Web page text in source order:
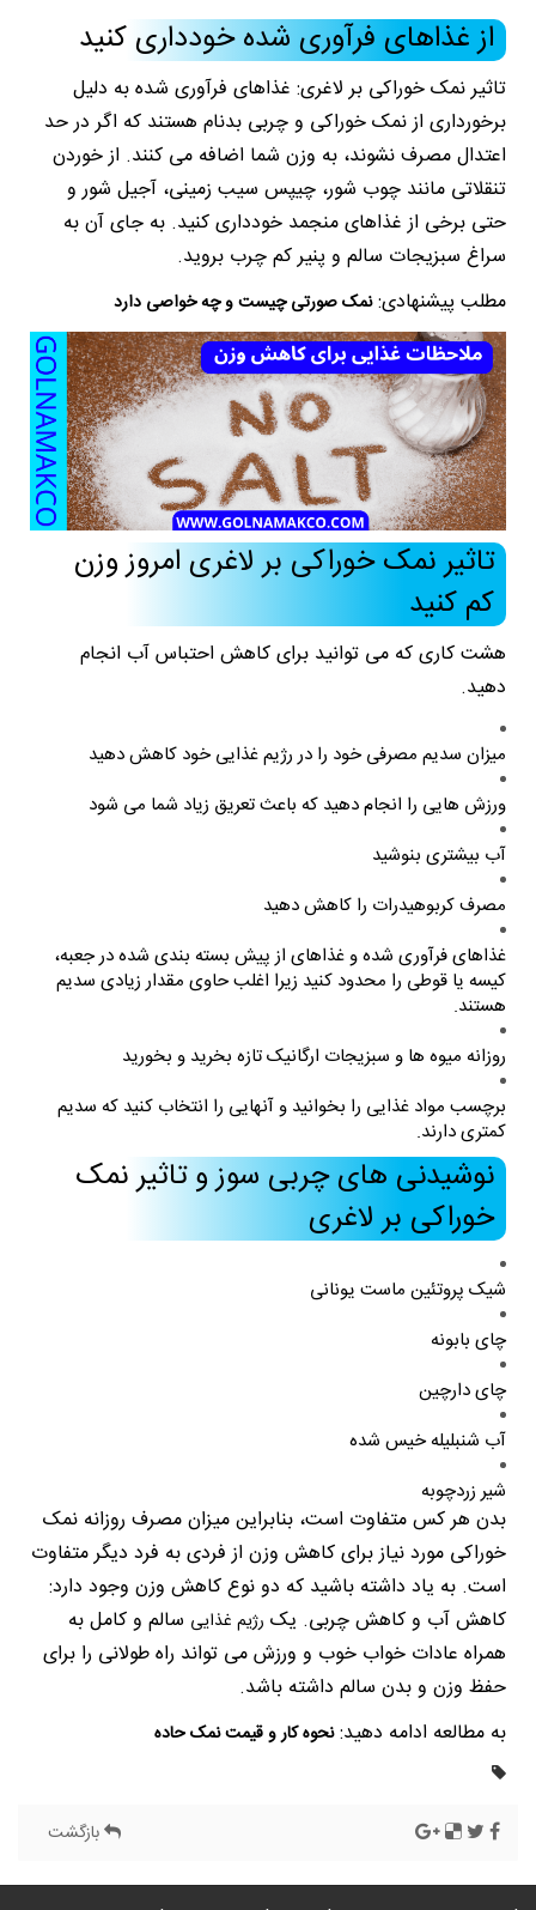
از غذاهای فرآوری شده خودداری کنید
تاثیر نمک خوراکی بر لاغری: غذاهای فرآوری شده به دلیل
برخورداری از نمک خوراکی و چربی بدنام هستند که اگر در حد
اعتدال مصرف نشوند، به وزن شما اضافه می کنند. از خوردن
تنقلاتی مانند چوب شور، چیپس سیب زمینی، آجیل شور و
حتی برخی از غذاهای منجمد خودداری کنید. به جای آن به
سراغ سبزیجات سالم و پنیر کم چرب بروید.
مطلب پیشنهادی:نمک صورتی چیست و چه خواصی دارد
تاثیر نمک خوراکی بر لاغری امروز وزن
کم کنید
هشت کاری که می توانید برای کاهش احتباس آب انجام
دهید.
میزان سدیم مصرفی خود را در رژیم غذایی خود کاهش دهید
ورزش هایی را انجام دهید که باعث تعریق زیاد شما می شود
آب بیشتری بنوشید
مصرف کربوهیدرات را کاهش دهید
غذاهای فرآوری شده و غذاهای از پیش بسته بندی شده در جعبه،
کیسه یا قوطی را محدود کنید زیرا اغلب حاوی مقدار زیادی سدیم
هستند.
روزانه میوه ها و سبزیجات ارگانیک تازه بخرید و بخورید
برچسب مواد غذایی را بخوانید و آنهایی را انتخاب کنید که سدیم
کمتری دارند.
نوشیدنی های چربی سوز و تاثیر نمک
خوراکی بر لاغری
شیک پروتئین ماست یونانی
چای بابونه
چای دارچین
آب شنبلیله خیس شده
شیر زردچوبه
بدن هر کس متفاوت است، بنابراین میزان مصرف روزانه نمک
خوراکی مورد نیاز برای کاهش وزن از فردی به فرد دیگر متفاوت
است. به یاد داشته باشید که دو نوع کاهش وزن وجود دارد:
کاهش آب و کاهش چربی. یک رژیم غذایی سالم و کامل به
همراه عادات خواب خوب و ورزش می تواند راه طولانی را برای
حفظ وزن و بدن سالم داشته باشد.
به مطالعه ادامه دهید:نحوه کار و قیمت نمک حاده
بازگشت